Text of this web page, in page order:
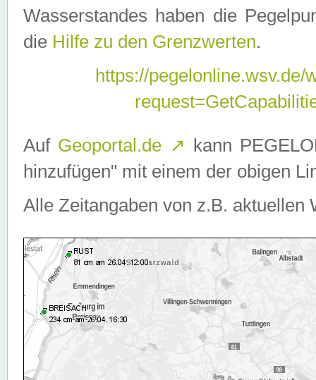
Wasserstandes haben die
die Hilfe zu den Grenzwerten.
https://
Auf Geoportal.de ↗ kann
hinzufügen" mit einem der obigen
Alle Zeitangaben von z.B. aktuellen